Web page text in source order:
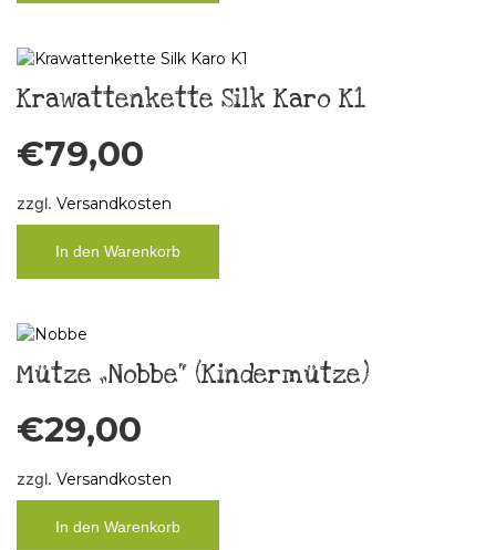
Krawattenkette Silk Karo K1
€79,00
zzgl. Versandkosten
In den Warenkorb
Mütze „Nobbe“ (Kindermütze)
€29,00
zzgl. Versandkosten
In den Warenkorb